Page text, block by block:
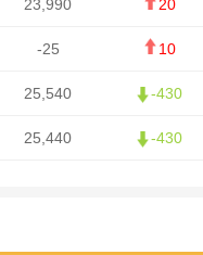
23,990 20
-25 10
25,540 -430
25,440 -430